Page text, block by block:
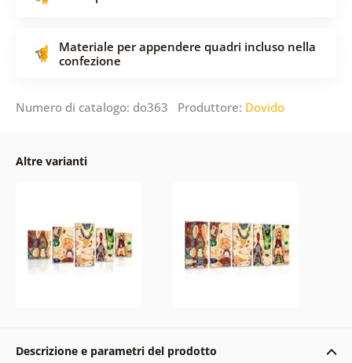
Materiale per appendere quadri incluso nella
confezione
Numero di catalogo: do363 Produttore: Dovido
Altre varianti
Descrizione e parametri del prodotto